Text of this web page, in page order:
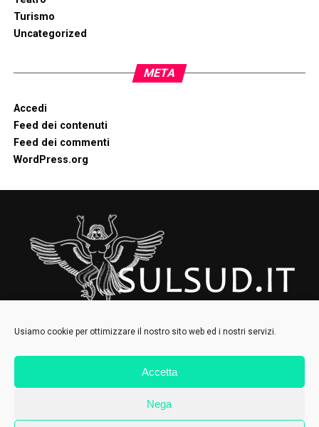
Usiamo cookie per ottimizzare il nostro sito web ed i nostri servizi.
Accetta
Nega
Turismo
Uncategorized
META
Accedi
Feed dei contenuti
Feed dei commenti
WordPress.org